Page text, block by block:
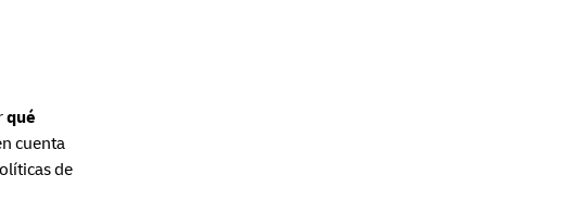
qué
cuenta
de